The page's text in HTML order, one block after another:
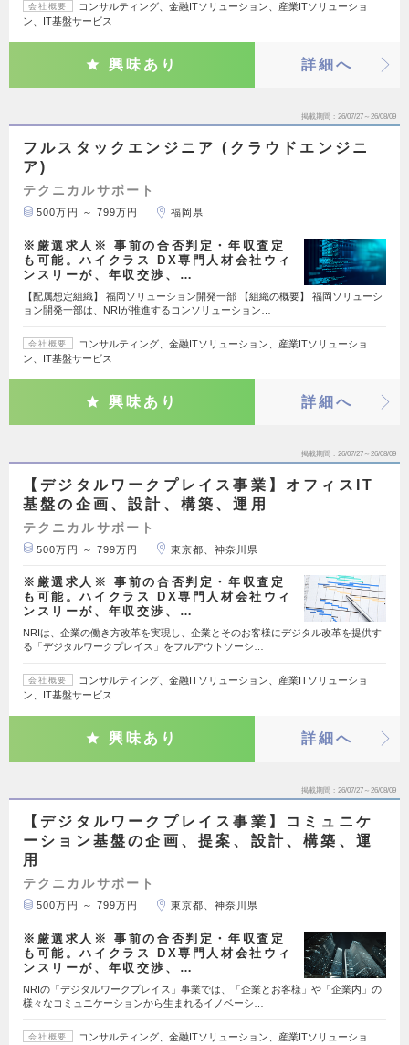
会社概要
コンサルティング、金融ITソリューション、産業ITソリューショ
ン、IT基盤サービス
興味あり 詳細へ
掲載期間 26/07/27～26/08/09
フルスタックエンジニア (クラウドエンジニ
ア)
テクニカルサポート
500万円 ～ 799万円 福岡県
※厳選求人※ 事前の合否判定・年収査定
も可能。ハイクラス DX専門人材会社ウィ
ンスリーが、年収交渉、…
【配属想定組織】 福岡ソリューション開発一部 【組織の概要】 福岡ソリューシ
ョン開発一部は、NRIが推進するコンソリューション…
会社概要
コンサルティング、金融ITソリューション、産業ITソリューショ
ン、IT基盤サービス
興味あり 詳細へ
掲載期間 26/07/27～26/08/09
【デジタルワークプレイス事業】オフィスIT
基盤の企画、設計、構築、運用
テクニカルサポート
500万円 ～ 799万円 東京都、神奈川県
※厳選求人※ 事前の合否判定・年収査定
も可能。ハイクラス DX専門人材会社ウィ
ンスリーが、年収交渉、…
NRIは、企業の働き方改革を実現し、企業とそのお客様にデジタル改革を提供す
る「デジタルワークプレイス」をフルアウトソーシ…
会社概要
コンサルティング、金融ITソリューション、産業ITソリューショ
ン、IT基盤サービス
興味あり 詳細へ
掲載期間 26/07/27～26/08/09
【デジタルワークプレイス事業】コミュニケ
ーション基盤の企画、提案、設計、構築、運
用
テクニカルサポート
500万円 ～ 799万円 東京都、神奈川県
※厳選求人※ 事前の合否判定・年収査定
も可能。ハイクラス DX専門人材会社ウィ
ンスリーが、年収交渉、…
NRIの「デジタルワークプレイス」事業では、「企業とお客様」や「企業内」の
様々なコミュニケーションから生まれるイノベーシ…
会社概要
コンサルティング、金融ITソリューション、産業ITソリューショ